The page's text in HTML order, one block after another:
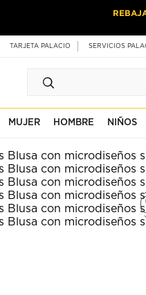
TARJETA PALACIO SERVICIOS
MUJER HOMBRE NIÑOS